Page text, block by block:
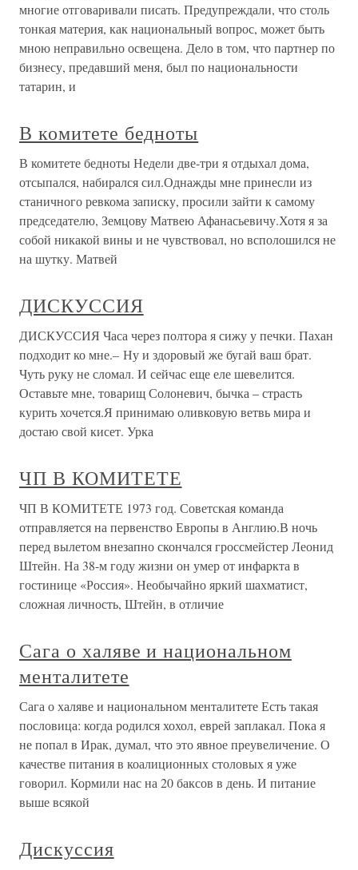
многие отговаривали писать. Предупреждали, что столь
тонкая материя, как национальный вопрос, может быть
мною неправильно освещена. Дело в том, что партнер по
бизнесу, предавший меня, был по национальности
татарин, и
В комитете бедноты
В комитете бедноты Недели две-три я отдыхал дома,
отсыпался, набирался сил.Однажды мне принесли из
станичного ревкома записку, просили зайти к самому
председателю, Земцову Матвею Афанасьевичу.Хотя я за
собой никакой вины и не чувствовал, но всполошился не
на шутку. Матвей
ДИСКУССИЯ
ДИСКУССИЯ Часа через полтора я сижу у печки. Пахан
подходит ко мне.– Ну и здоровый же бугай ваш брат.
Чуть руку не сломал. И сейчас еще еле шевелится.
Оставьте мне, товарищ Солоневич, бычка – страсть
курить хочется.Я принимаю оливковую ветвь мира и
достаю свой кисет. Урка
ЧП В КОМИТЕТЕ
ЧП В КОМИТЕТЕ 1973 год. Советская команда
отправляется на первенство Европы в Англию.В ночь
перед вылетом внезапно скончался гроссмейстер Леонид
Штейн. На 38-м году жизни он умер от инфаркта в
гостинице «Россия». Необычайно яркий шахматист,
сложная личность, Штейн, в отличие
Сага о халяве и национальном
менталитете
Сага о халяве и национальном менталитете Есть такая
пословица: когда родился хохол, еврей заплакал. Пока я
не попал в Ирак, думал, что это явное преувеличение. О
качестве питания в коалиционных столовых я уже
говорил. Кормили нас на 20 баксов в день. И питание
выше всякой
Дискуссия